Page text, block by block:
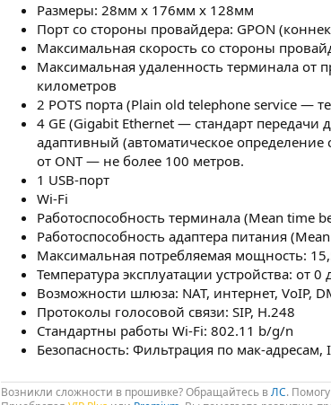
Размеры: 28мм х 176мм х 128мм
Порт со стороны провайдера: GPON
Максимальная скорость со стороны
Максимальная удаленность терминала от
километров
2 POTS порта (Plain old telephone service —
4 GE (Gigabit Ethernet — стандарт
адаптивный (автоматическое
от ONT — не более 100 метров.
1 USB-порт
Wi-Fi
Работоспособность терминала (Mean time
Работоспособность адаптера питания
Максимальная потребляемая мощность:
Температура эксплуатации устройства: от
Возможности шлюза: NAT, интернет, VoIP,
Протоколы голосовой связи: SIP, H.248
Стандартны работы Wi-Fi: 802.11 b/g/n
Безопасность: Фильтрация по мак-адресам,
Возникли сложности в прошивке? Обращайтесь вЛС.